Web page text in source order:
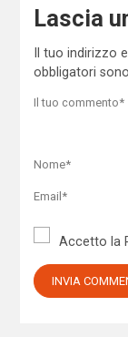
Lascia
Il tuo indirizzo
obbligatori
Accetto la